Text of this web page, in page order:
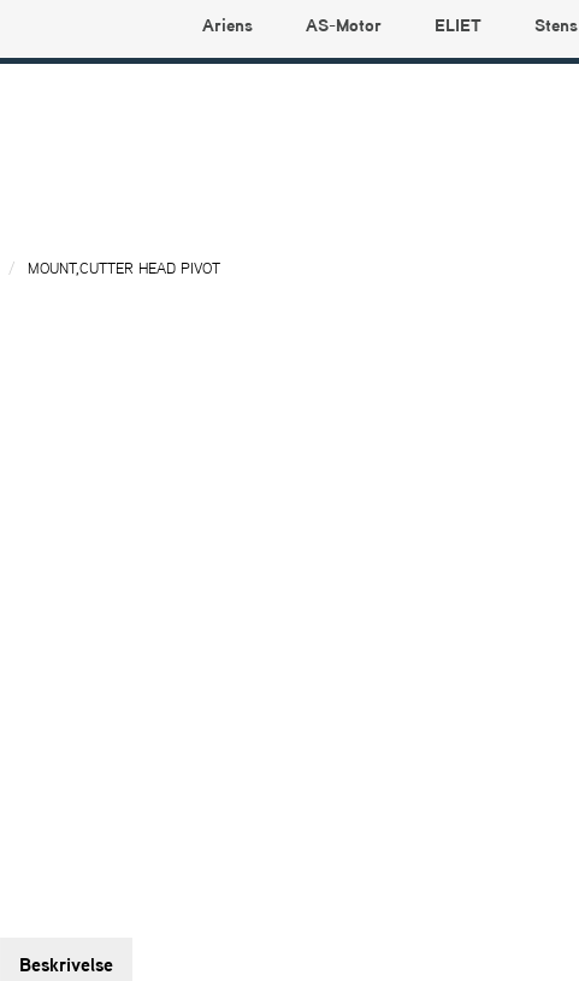
Ariens AS-Motor ELIET Stens
MOUNT,CUTTER HEAD PIVOT
Beskrivelse